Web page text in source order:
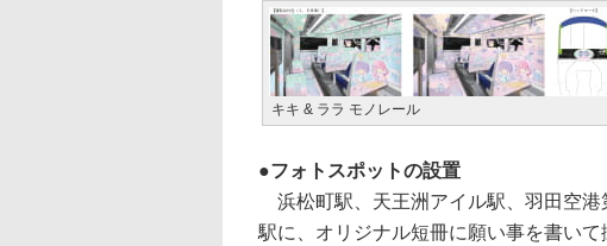
キキ & ララ モノレール
フォトスポットの設置
浜松町駅、天王洲アイル駅、羽田空
駅に、オリジナル短冊に願い事を書い